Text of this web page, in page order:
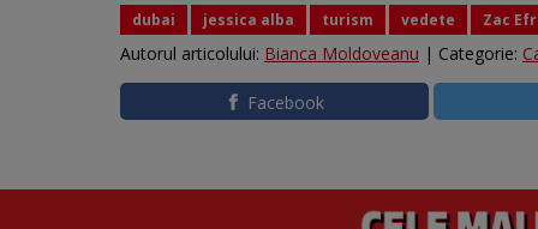
dubai jessica alba turism vedete Zac
Autorul articolului: Bianca Moldoveanu | Categorie:
Facebook